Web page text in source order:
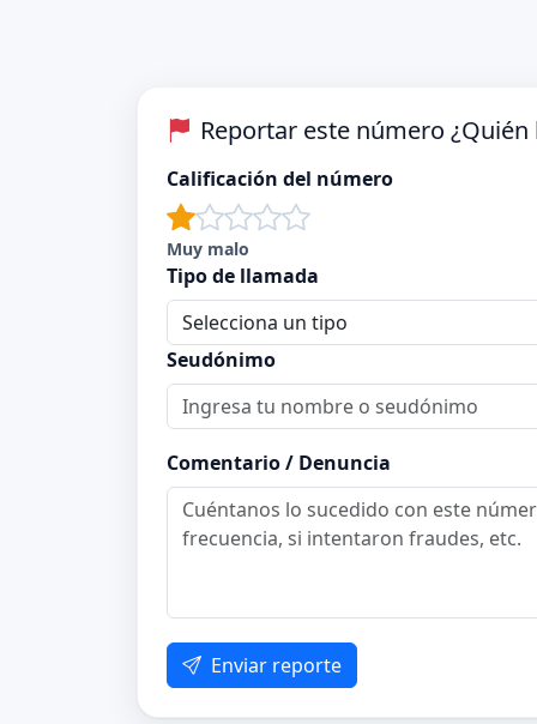
Reportar este número ¿Quién
Calificación del número
Muy malo
Tipo de llamada
Seudónimo
Comentario / Denuncia
Enviar reporte